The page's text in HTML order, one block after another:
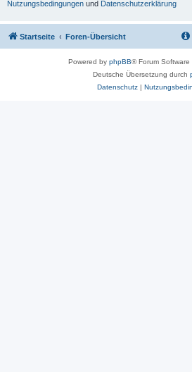
Nutzungsbedingungen und Datenschutzerklärung
Startseite Foren-Übersicht
Powered by phpBB® Forum
Deutsche Übersetzung durch
Datenschutz|